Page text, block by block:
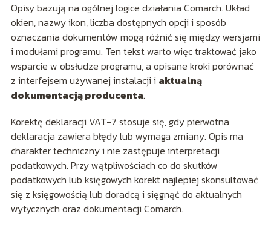
Opisy bazują na ogólnej logice działania Comarch. Układ
okien, nazwy ikon, liczba dostępnych opcji i sposób
oznaczania dokumentów mogą różnić się między wersjami
i modułami programu. Ten tekst warto więc traktować jako
wsparcie w obsłudze programu, a opisane kroki porównać
z interfejsem używanej instalacji i aktualną
dokumentacją producenta.
Korektę deklaracji VAT-7 stosuje się, gdy pierwotna
deklaracja zawiera błędy lub wymaga zmiany. Opis ma
charakter techniczny i nie zastępuje interpretacji
podatkowych. Przy wątpliwościach co do skutków
podatkowych lub księgowych korekt najlepiej skonsultować
się z księgowością lub doradcą i sięgnąć do aktualnych
wytycznych oraz dokumentacji Comarch.